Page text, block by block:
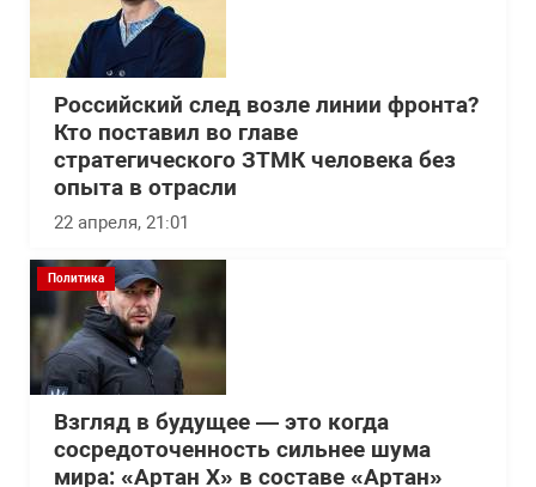
Российский след возле линии фронта?
Кто поставил во главе
стратегического ЗТМК человека без
опыта в отрасли
22 апреля, 21:01
Политика
Взгляд в будущее — это когда
сосредоточенность сильнее шума
мира: «Артан Х» в составе «Артан»